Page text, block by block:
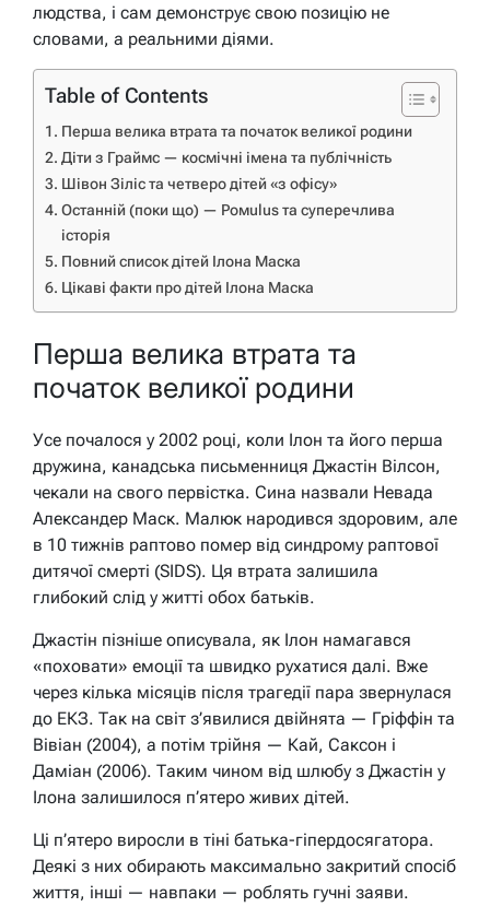
людства, і сам демонструє свою позицію не
словами, а реальними діями.
Table of Contents
Перша велика втрата та початок великої родини
Діти з Граймс — космічні імена та публічність
Шівон Зіліс та четверо дітей «з офісу»
Останній (поки що) — Ромulus та суперечлива
історія
Повний список дітей Ілона Маска
Цікаві факти про дітей Ілона Маска
Перша велика втрата та
початок великої родини
Усе почалося у 2002 році, коли Ілон та його перша
дружина, канадська письменниця Джастін Вілсон,
чекали на свого первістка. Сина назвали Невада
Александер Маск. Малюк народився здоровим, але
в 10 тижнів раптово помер від синдрому раптової
дитячої смерті (SIDS). Ця втрата залишила
глибокий слід у житті обох батьків.
Джастін пізніше описувала, як Ілон намагався
«поховати» емоції та швидко рухатися далі. Вже
через кілька місяців після трагедії пара звернулася
до ЕКЗ. Так на світ з’явилися двійнята — Гріффін та
Вівіан (2004), а потім трійня — Кай, Саксон і
Даміан (2006). Таким чином від шлюбу з Джастін у
Ілона залишилося п’ятеро живих дітей.
Ці п’ятеро виросли в тіні батька-гіпердосягатора.
Деякі з них обирають максимально закритий спосіб
життя, інші — навпаки — роблять гучні заяви.